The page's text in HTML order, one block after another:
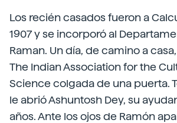
Los recién casados fueron a
1907 y se incorporó al
Raman. Un día, de camino a
The Indian Association for the
Science colgada de una puerta.
le abrió Ashuntosh Dey, su
años. Ante los ojos de Ramón